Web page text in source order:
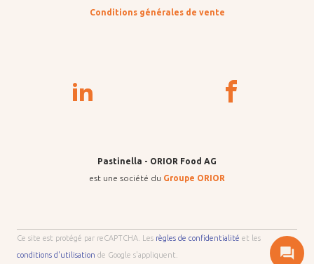
Conditions générales de vente
Pastinella - ORIOR Food AG
est une société du Groupe ORIOR
Ce site est protégé par reCAPTCHA. Les règles de confidentialité et les
conditions d'utilisation de Google s'appliquent.